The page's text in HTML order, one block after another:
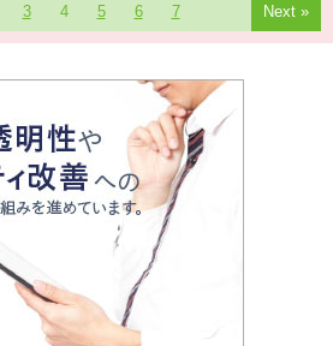
3 4 5 6 7 Next »